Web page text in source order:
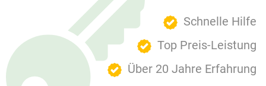
Schnelle Hilfe
Top Preis-Leistung
Über 20 Jahre Erfahrung